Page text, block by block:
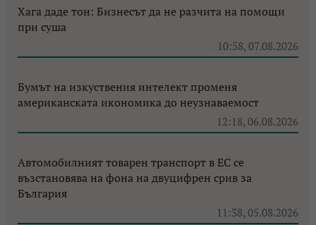
Хага даде тон: Бизнесът да не разчита на помощи
при суша
10:58, 07.08.2026
Бумът на изкуствения интелект променя
американската икономика до неузнаваемост
12:18, 06.08.2026
Автомобилният товарен транспорт в ЕС се
възстановява на фона на двуцифрен срив за
България
11:38, 05.08.2026